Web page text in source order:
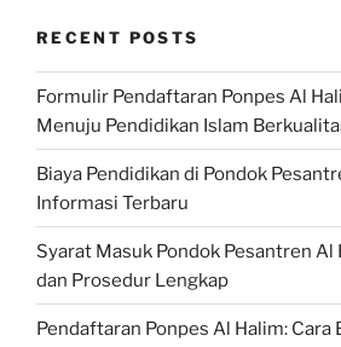
RECENT POSTS
Formulir Pendaftaran Ponpes Al
Menuju Pendidikan Islam
Biaya Pendidikan di Pondok
Informasi Terbaru
Syarat Masuk Pondok Pesantren Al
dan Prosedur Lengkap
Pendaftaran Ponpes Al Halim: Cara